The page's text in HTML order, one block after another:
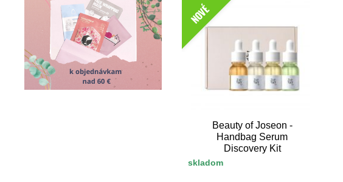
NOVÉ
Beauty of Joseon -
Handbag Serum
Discovery Kit
skladom